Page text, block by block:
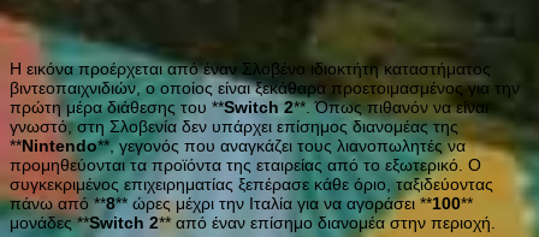
Η εικόνα προέρχεται από έναν Σλοβένο ιδιοκτήτη καταστήματος
βιντεοπαιχνιδιών, ο οποίος είναι ξεκάθαρα προετοιμασμένος για την
πρώτη μέρα διάθεσης του **Switch 2**. Όπως πιθανόν να είναι
γνωστό, στη Σλοβενία δεν υπάρχει επίσημος διανομέας της
**Nintendo**, γεγονός που αναγκάζει τους λιανοπωλητές να
προμηθεύονται τα προϊόντα της εταιρείας από το εξωτερικό. Ο
συγκεκριμένος επιχειρηματίας ξεπέρασε κάθε όριο, ταξιδεύοντας
πάνω από **8** ώρες μέχρι την Ιταλία για να αγοράσει **100**
μονάδες **Switch 2** από έναν επίσημο διανομέα στην περιοχή.